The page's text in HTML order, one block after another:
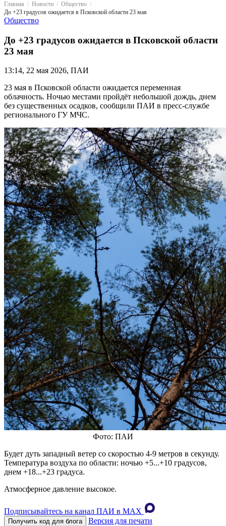
Главная Новости
Общество
До +23 градусов ожидается в Псковской области 23 мая
Общество
До +23 градусов ожидается в Псковской области
23 мая
13:14, 22 мая 2026, ПАИ
23 мая в Псковской области ожидается переменная
облачность. Ночью местами пройдёт небольшой дождь, днем
без существенных осадков, сообщили ПАИ в пресс-службе
регионального ГУ МЧС.
Фото: ПАИ
Будет дуть западный ветер со скоростью 4-9 метров в секунду.
Температура воздуха по области: ночью +5...+10 градусов,
днем +18...+23 градуса.
Атмосферное давление высокое.
Подписывайтесь на канал ПАИ в MAХ
Получить код для блога
Версия для печати